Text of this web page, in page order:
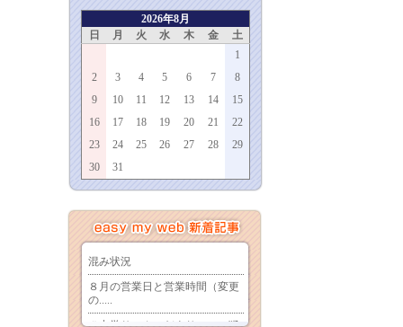
2026年8月
日
月 火 水 木 金
土
1
2
3 4 5 6 7
8
9
10 11 12 13 14
15
16
17 18 19 20 21
22
23
24 25 26 27 28
29
30
31